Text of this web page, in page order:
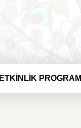
ETKİNLİK PROGRAMI